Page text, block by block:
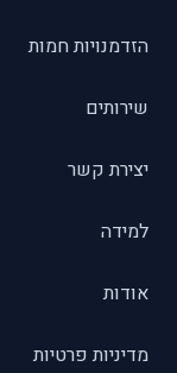
הזדמנויות חמות
שירותים
יצירת קשר
למידה
אודות
מדיניות פרטיות